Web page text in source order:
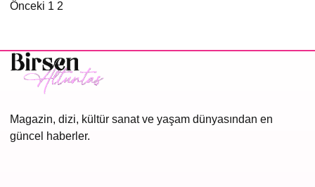
Yazı
Önceki 1 2
Magazin, dizi, kültür sanat ve yaşam dünyasından en
güncel haberler.